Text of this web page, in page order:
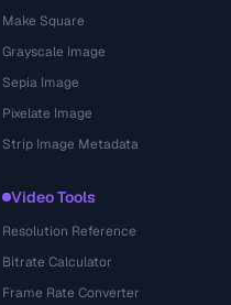
Make Square
Grayscale Image
Sepia Image
Pixelate Image
Strip Image Metadata
Video Tools
Resolution Reference
Bitrate Calculator
Frame Rate Converter